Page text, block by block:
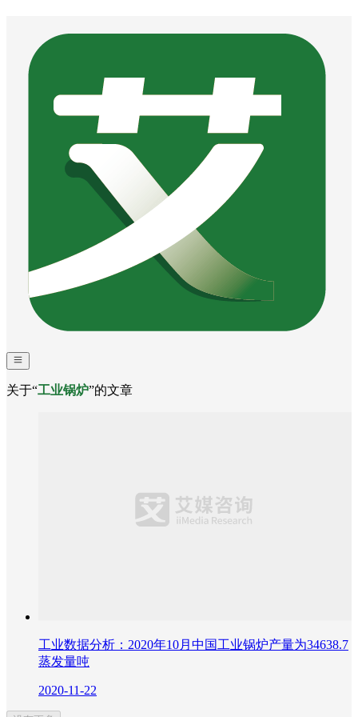
关于“工业锅炉”的文章
工业数据分析：2020年10月中国工业锅炉产量为34638.7
蒸发量吨
2020-11-22